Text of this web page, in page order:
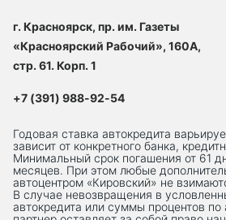
г. Красноярск, пр. им. Газеты
«Красноярский Рабочий», 160А,
стр. 61. Корп. 1
+7 (391) 988-92-54
Годовая ставка автокредита
зависит от конкретного банка,
Минимальный срок погашения от 61
месяцев. При этом любые
автоцентром «Кировский» не
В случае невозвращения в
автокредита или суммы процентов по